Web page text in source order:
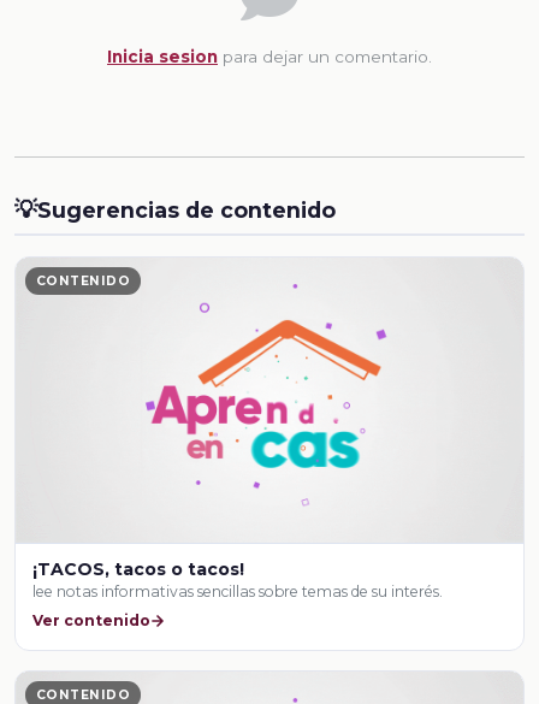
Inicia sesion para dejar un comentario.
💡Sugerencias de contenido
CONTENIDO
¡TACOS, tacos o tacos!
lee notas informativas sencillas sobre temas de su interés.
Ver contenido
CONTENIDO